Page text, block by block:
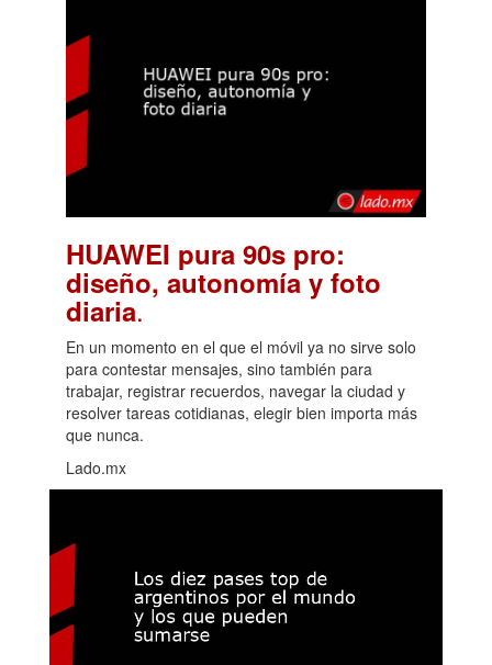
HUAWEI pura 90s pro:
diseño, autonomía y foto
diaria.
En un momento en el que el móvil ya no sirve solo
para contestar mensajes, sino también para
trabajar, registrar recuerdos, navegar la ciudad y
resolver tareas cotidianas, elegir bien importa más
que nunca.
Lado.mx